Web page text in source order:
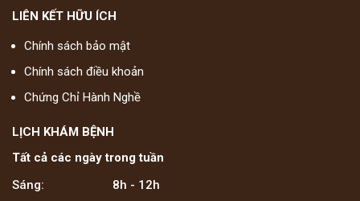
LIÊN KẾT HỮU ÍCH
Chính sách bảo mật
Chính sách điều khoản
Chứng Chỉ Hành Nghề
LỊCH KHÁM BỆNH
Tất cả các ngày trong tuần
Sáng:
8h - 12h